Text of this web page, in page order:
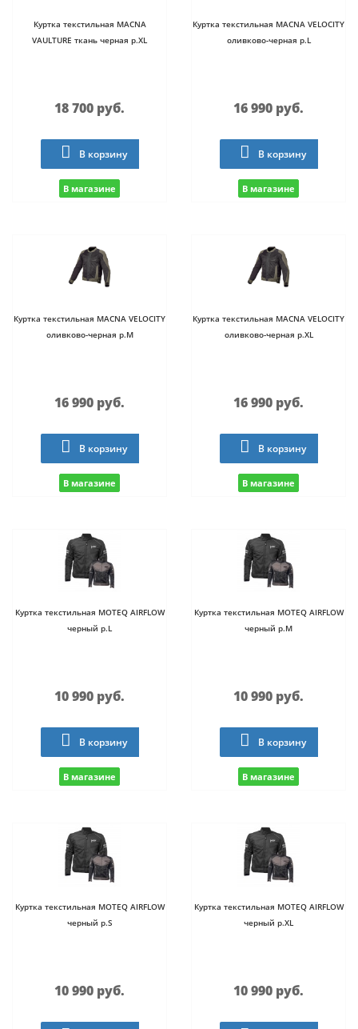
Куртка текстильная MACNA
VAULTURE ткань черная р.XL
18 700 руб.
В корзину
В магазине
Куртка текстильная MACNA VELOCITY
оливково-черная р.L
16 990 руб.
В корзину
В магазине
Куртка текстильная MACNA VELOCITY
оливково-черная р.M
16 990 руб.
В корзину
В магазине
Куртка текстильная MACNA VELOCITY
оливково-черная р.XL
16 990 руб.
В корзину
В магазине
Куртка текстильная MOTEQ AIRFLOW
черный р.L
10 990 руб.
В корзину
В магазине
Куртка текстильная MOTEQ AIRFLOW
черный р.M
10 990 руб.
В корзину
В магазине
Куртка текстильная MOTEQ AIRFLOW
черный р.S
10 990 руб.
Куртка текстильная MOTEQ AIRFLOW
черный р.XL
10 990 руб.